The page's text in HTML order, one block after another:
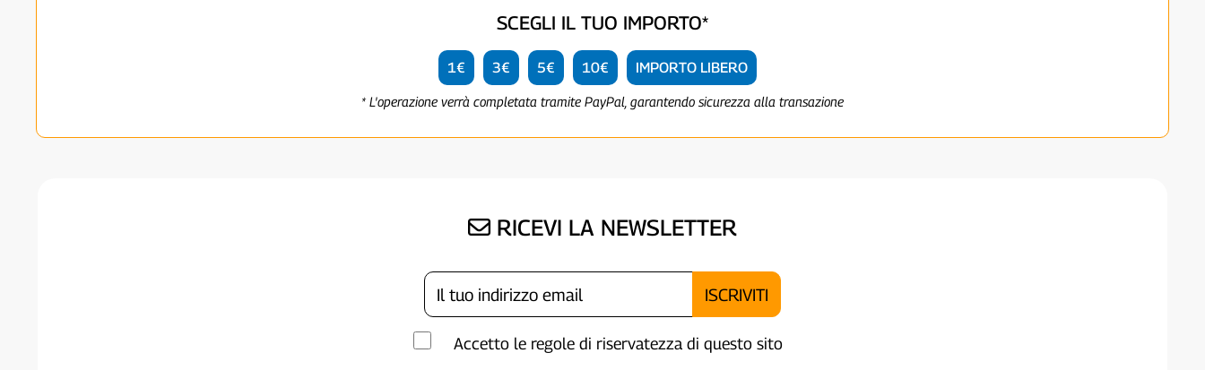
SCEGLI IL TUO IMPORTO*
1€ 3€ 5€ 10€ IMPORTO LIBERO
* L'operazione verrà completata tramite PayPal, garantendo sicurezza alla transazione
RICEVI LA NEWSLETTER
Accetto le regole di riservatezza di questo sito